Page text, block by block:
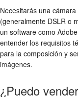
Necesitarás una
(generalmente DSLR o
un software como
entender los requisitos
para la composición y
imágenes.
¿Puedo